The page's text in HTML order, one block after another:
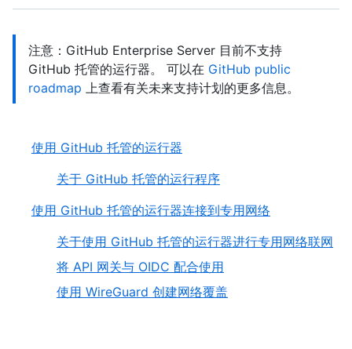
注意：GitHub Enterprise Server 目前不支持
GitHub 托管的运行器。 可以在 GitHub public
roadmap 上查看有关未来支持计划的更多信息。
使用 GitHub 托管的运行器
关于 GitHub 托管的运行程序
使用 GitHub 托管的运行器连接到专用网络
关于使用 GitHub 托管的运行器进行专用网络联网
将 API 网关与 OIDC 配合使用
使用 WireGuard 创建网络覆盖